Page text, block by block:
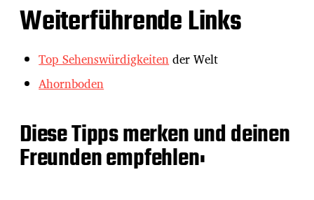
Weiterführende Links
Top Sehenswürdigkeitender Welt
Ahornboden
Diese Tipps merken und deinen
Freunden empfehlen: